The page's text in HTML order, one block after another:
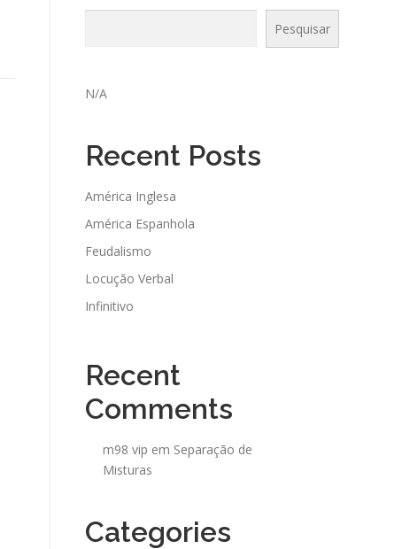
Pesquisar
N/A
Recent Posts
América Inglesa
América Espanhola
Feudalismo
Locução Verbal
Infinitivo
Recent
Comments
m98 vip em Separação de
Misturas
Categories